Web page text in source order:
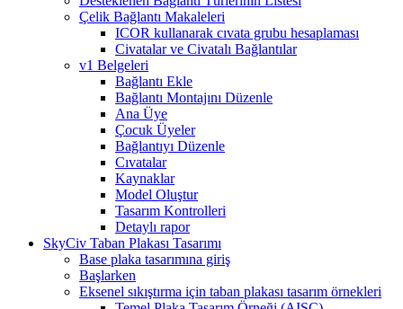
Çelik Bağlantı Makaleleri
ICOR kullanarak cıvata grubu hesaplaması
Civatalar ve Civatalı Bağlantılar
v1 Belgeleri
Bağlantı Ekle
Bağlantı Montajını Düzenle
Ana Üye
Çocuk Üyeler
Bağlantıyı Düzenle
Cıvatalar
Kaynaklar
Model Oluştur
Tasarım Kontrolleri
Detaylı rapor
SkyCiv Taban Plakası Tasarımı
Base plaka tasarımına giriş
Başlarken
Eksenel sıkıştırma için taban plakası tasarım örnekleri